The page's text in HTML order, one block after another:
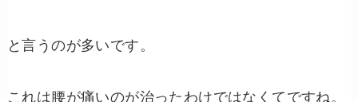
と言うのが多いです。
これは腰が痛いのが治ったわけではなくてですね。